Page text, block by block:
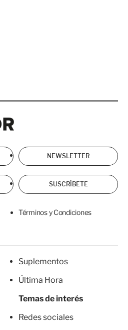
NEWSLETTER
SUSCRÍBETE
Términos y Condiciones
Suplementos
Última Hora
Temas de interés
Redes sociales